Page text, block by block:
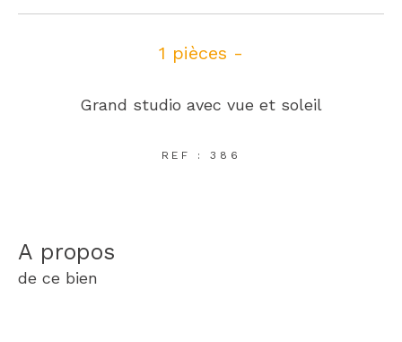
1 pièces -
Grand studio avec vue et soleil
REF : 386
a propos
de ce bien